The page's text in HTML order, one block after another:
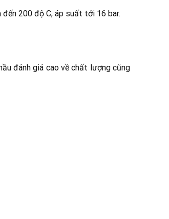
200 độ C, áp suất tới 16 bar.
đánh giá cao về chất lượng cũng